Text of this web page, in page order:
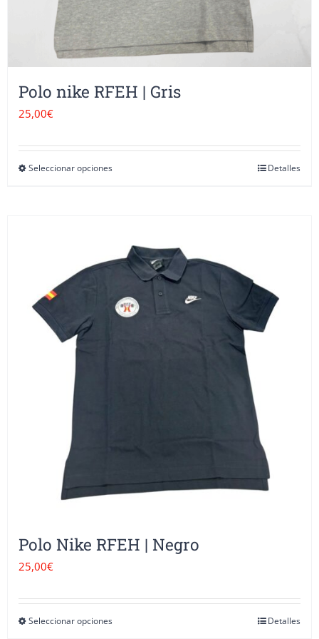
de
producto
Polo nike RFEH | Gris
25,00€
Seleccionar opcionesEste
variantes.
opciones
producto
Detalles
Polo Nike RFEH | Negro
25,00€
Seleccionar opcionesEste
Detalles